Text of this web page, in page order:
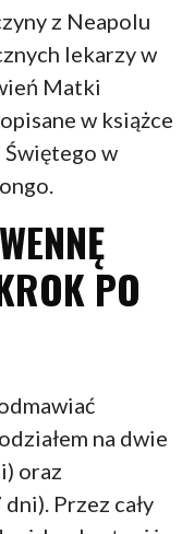
z Neapolu
lekarzy w
Matki
w książce
Świętego w
PO
na dwie
oraz
Przez cały